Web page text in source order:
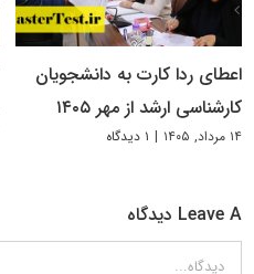
اعطای ردا کارت به دانشجویان
کارشناسی ارشد از مهر ۱۴۰۵
۱۴ مرداد, ۱۴۰۵ | ۱ دیدگاه
Leave A دیدگاه
دیدگاه